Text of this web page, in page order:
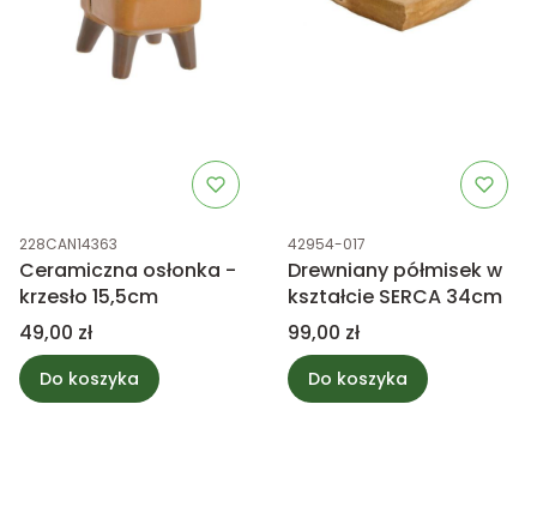
Kod produktu
228CAN14363
Ceramiczna osłonka -
krzesło 15,5cm
Cena
49,00 zł
Do koszyka
Kod produktu
42954-017
Drewniany półmisek w
kształcie SERCA 34cm
Cena
99,00 zł
Do koszyka